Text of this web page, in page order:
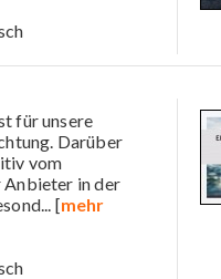
für unsere
Darüber
vom
Anbieter in der
... [mehr